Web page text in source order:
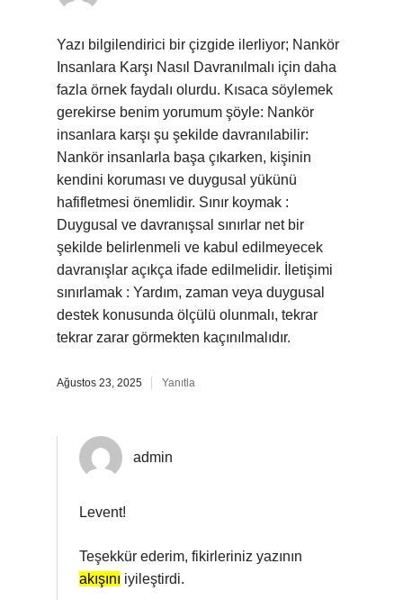
Yazı bilgilendirici bir çizgide ilerliyor; Nankör
Insanlara Karşı Nasıl Davranılmalı için daha
fazla örnek faydalı olurdu. Kısaca söylemek
gerekirse benim yorumum şöyle: Nankör
insanlara karşı şu şekilde davranılabilir:
Nankör insanlarla başa çıkarken, kişinin
kendini koruması ve duygusal yükünü
hafifletmesi önemlidir. Sınır koymak :
Duygusal ve davranışsal sınırlar net bir
şekilde belirlenmeli ve kabul edilmeyecek
davranışlar açıkça ifade edilmelidir. İletişimi
sınırlamak : Yardım, zaman veya duygusal
destek konusunda ölçülü olunmalı, tekrar
tekrar zarar görmekten kaçınılmalıdır.
Ağustos 23, 2025 Yanıtla
admin
Levent!
Teşekkür ederim, fikirleriniz yazının
akışını iyileştirdi.